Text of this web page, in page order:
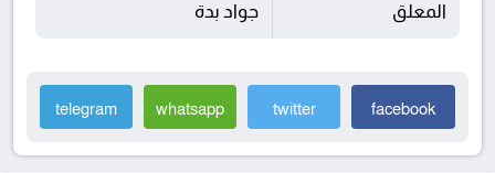
المعلق جواد بدة
facebook
twitter
whatsapp
telegram